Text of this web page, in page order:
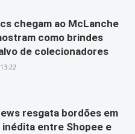
chegam ao McLanche
como brindes
de colecionadores
resgata bordões em
entre Shopee e